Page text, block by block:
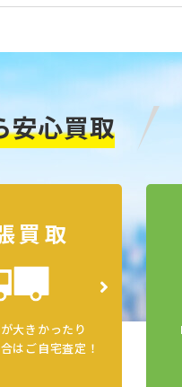
安心買取
買取
大きかったり
はご自宅査定！